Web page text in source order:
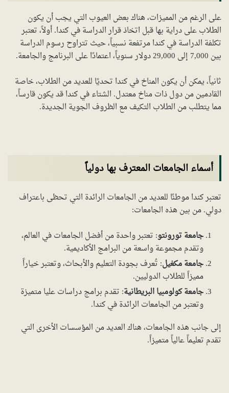
على الرغم من المميزات، هناك بعض العيوب التي يجب أن يكون
الطلاب على دراية بها قبل اتخاذ قرار الدراسة في كندا. أولاً، تعتبر
تكلفة الدراسة في كندا مرتفعة نسبياً، حيث تتراوح رسوم الدراسة
بين 7,000 إلى 29,000 دولار سنوياً، اعتمادًا على البرنامج والجامعة.
ثانياً، يمكن أن يكون المناخ في كندا تحديًا للعديد من الطلاب، خاصة
القادمين من دول ذات مناخ معتدل. الشتاء في كندا قد يكون قارساً،
مما يتطلب من الطلاب التكيف مع الظروف الجوية الجديدة.
أسماء الجامعات المعترف بها دولياً
تعتبر كندا موطنًا للعديد من الجامعات الرائدة التي تحظى باعتراف
دولي. من بين هذه الجامعات:
جامعة تورونتو: تعتبر واحدة من أفضل الجامعات في العالم،
وتقدم مجموعة واسعة من البرامج الأكاديمية.
جامعة مكغيل: تُعرف بجودة التعليم والأبحاث، وتعتبر خياراً
مميزاً للطلاب الدوليين.
جامعة كولومبيا البريطانية: تقدم برامج دراسات عليا متميزة
وتعتبر من الجامعات الرائدة في كندا.
إلى جانب هذه الجامعات، هناك العديد من المؤسسات الأخرى التي
تقدم تعليماً عالياً متميزاً.